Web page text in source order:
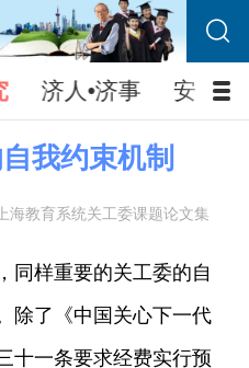
济人•济事 安防•
我约束机制
海教育系统关工委课题论文集
样重要的关工委的自
除了《中国关心下一代
十一条要求经费实行预